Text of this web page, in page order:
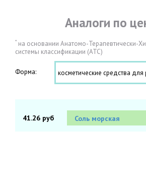
Аналоги по
* на основании Анатомо-Терапевтически-
системы классификации (АТС)
Форма:
41.26 руб Соль морская